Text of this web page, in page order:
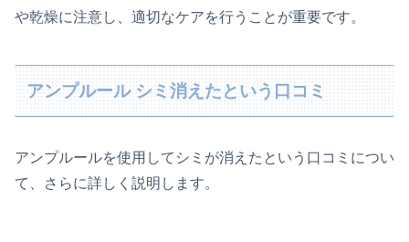
や乾燥に注意し、適切なケアを行うことが重要です。
アンプルール シミ消えたという口コミ
アンプルールを使用してシミが消えたという口コミについ
て、さらに詳しく説明します。